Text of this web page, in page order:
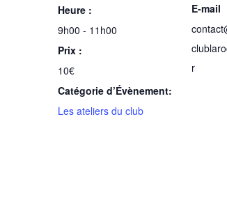
Heure :
9h00 - 11h00
Prix :
10€
Catégorie d’Évènement:
Les ateliers du club
E-mail
r